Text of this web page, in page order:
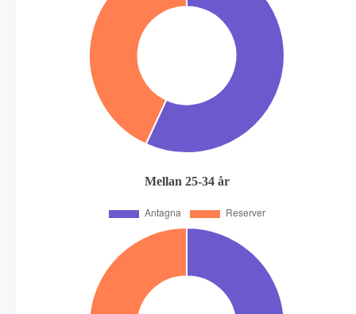
Mellan 25-34 år